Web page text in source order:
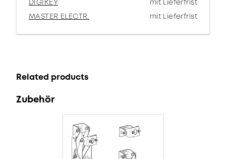
DIGIKEY
mit Lieferfrist
MASTER ELECTR.
mit Lieferfrist
Related products
Zubehör